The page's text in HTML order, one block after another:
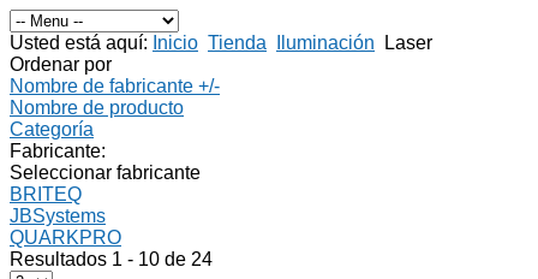
Usted está aquí: Inicio Tienda Iluminación
Laser
Ordenar por
Nombre de fabricante +/-
Nombre de producto
Categoría
Fabricante:
Seleccionar fabricante
BRITEQ
JBSystems
QUARKPRO
Resultados 1 - 10 de 24